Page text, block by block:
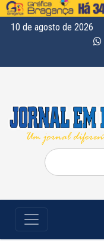
10 de agosto de 2026
Pesquisar
por: